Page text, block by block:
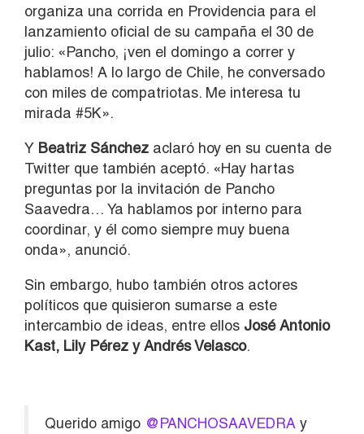
organiza una corrida en Providencia para el
lanzamiento oficial de su campaña el 30 de
julio: «Pancho, ¡ven el domingo a correr y
hablamos! A lo largo de Chile, he conversado
con miles de compatriotas. Me interesa tu
mirada #5K».
Y Beatriz Sánchez aclaró hoy en su cuenta de
Twitter que también aceptó. «Hay hartas
preguntas por la invitación de Pancho
Saavedra… Ya hablamos por interno para
coordinar, y él como siempre muy buena
onda», anunció.
Sin embargo, hubo también otros actores
políticos que quisieron sumarse a este
intercambio de ideas, entre ellos José Antonio
Kast, Lily Pérez y Andrés Velasco.
Querido amigo @PANCHOSAAVEDRA y